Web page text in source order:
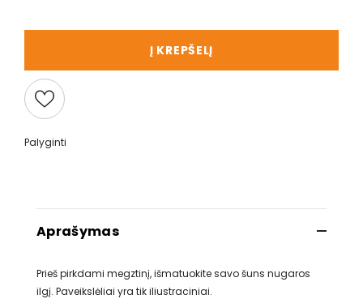
Į KREPŠELĮ
Palyginti
Aprašymas
Prieš pirkdami megztinį, išmatuokite savo šuns nugaros
ilgį. Paveikslėliai yra tik iliustraciniai.